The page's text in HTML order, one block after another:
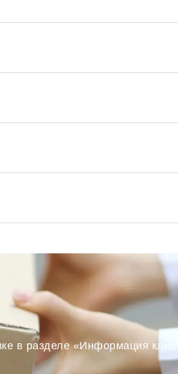
в разделе «Информация